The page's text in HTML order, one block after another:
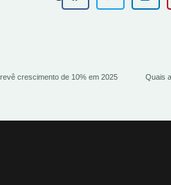
crescimento de 10% em 2025